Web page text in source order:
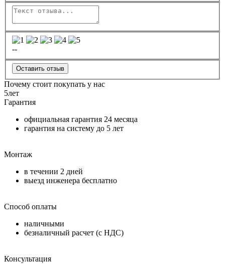
--
Оставить отзыв
Почему стоит покупать у нас
5лет
Гарантия
официальная гарантия 24 месяца
гарантия на систему до 5 лет
Монтаж
в течении 2 дней
выезд инженера бесплатно
Способ оплаты
наличными
безналичный расчет (с НДС)
Консультация